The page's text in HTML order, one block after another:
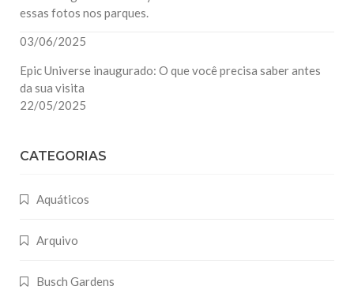
essas fotos nos parques.
03/06/2025
Epic Universe inaugurado: O que você precisa saber antes
da sua visita
22/05/2025
CATEGORIAS
Aquáticos
Arquivo
Busch Gardens